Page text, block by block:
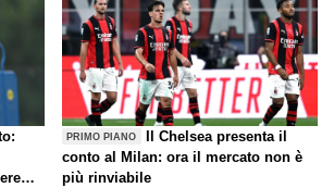
PRIMO PIANO
Il Chelsea presenta il
conto al Milan: ora il mercato non è
più rinviabile